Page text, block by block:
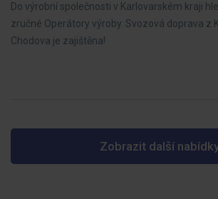
Do výrobní společnosti v Karlovarském kraji
zručné Operátory výroby. Svozová doprava z
Chodova je zajištěna!
Zobrazit další